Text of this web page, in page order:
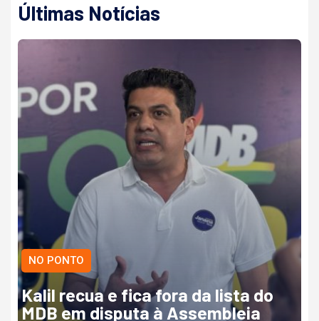
Últimas Notícias
NO PONTO
Kalil recua e fica fora da lista do
MDB em disputa à Assembleia